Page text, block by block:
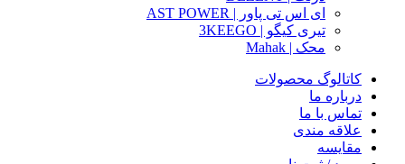
ای اس تی پاور | AST POWER
تیری کیگو | 3KEEGO
محک | Mahak
کاتالوگ محصولات
درباره ما
تماس با ما
علاقه مندی
مقایسه